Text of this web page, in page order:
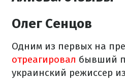
Олег Сенцов
Одним из первых на
отреагировал бывший
украинский режиссер